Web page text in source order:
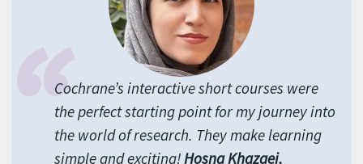
Cochrane’s interactive short courses were
the perfect starting point for my journey into
the world of research. They make learning
simple and exciting!Hosna Khazaei,